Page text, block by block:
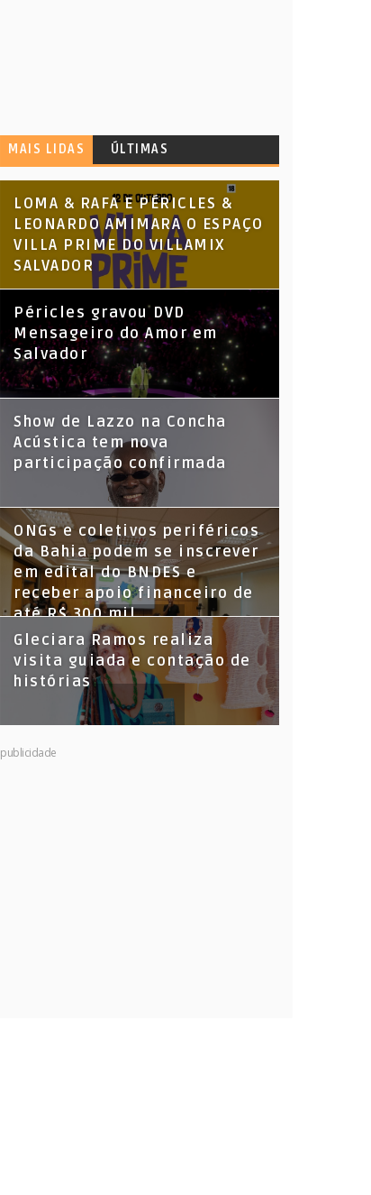
MAIS LIDAS ÚLTIMAS
LOMA & RAFA E PÉRICLES &
LEONARDO AMIMARA O ESPAÇO
VILLA PRIME DO VILLAMIX
SALVADOR
Péricles gravou DVD
Mensageiro do Amor em
Salvador
Show de Lazzo na Concha
Acústica tem nova
participação confirmada
ONGs e coletivos periféricos
da Bahia podem se inscrever
em edital do BNDES e
receber apoio financeiro de
até R$ 300 mil
Gleciara Ramos realiza
visita guiada e contação de
histórias
publicidade